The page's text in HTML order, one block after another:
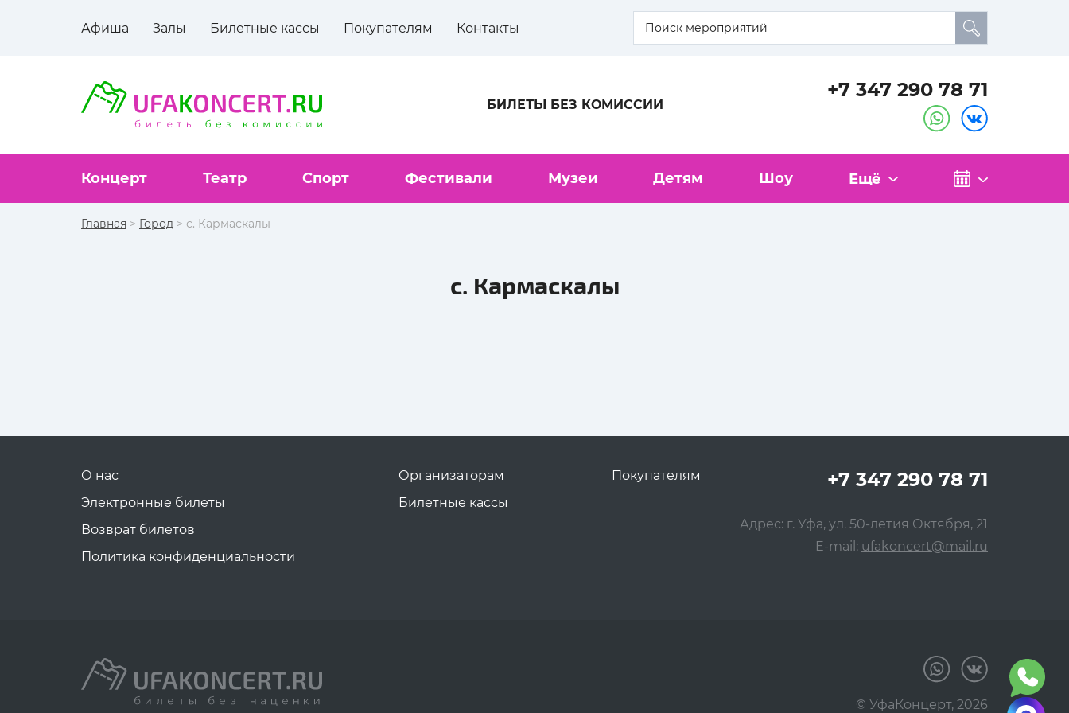
Афиша Залы Билетные кассы Покупателям Контакты
БИЛЕТЫ БЕЗ КОМИССИИ
+7 347 290 78 71
Концерт Театр Спорт Фестивали Музеи Детям Шоу Ещё
Главная > Город > с. Кармаскалы
с. Кармаскалы
О нас
Электронные билеты
Возврат билетов
Политика конфиденциальности
Организаторам
Билетные кассы
Покупателям +7 347 290 78 71
Адрес: г. Уфа, ул. 50-летия Октября, 21
E-mail: ufakoncert@mail.ru
© УфаКонцерт, 2026